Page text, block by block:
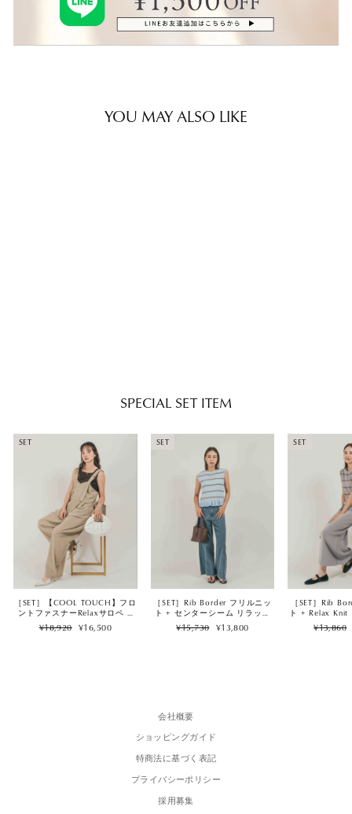
YOU MAY ALSO LIKE
SPECIAL SET ITEM
SET
［SET］【COOL TOUCH】フロ
ントファスナーRelaxサロペ +
2Way スクエア Vネックニット
タンク（2SET）
Regular
¥18,920 Sale
¥16,500
SET
［SET］Rib Border フリルニッ
ト + センターシーム リラック
スデニム（2SET）
Regular
¥15,730 Sale
¥13,800
SET
［SET］Rib
ト + Relax Knit
Regular
¥13,860
会社概要
ショッピングガイド
特商法に基づく表記
プライバシーポリシー
採用募集